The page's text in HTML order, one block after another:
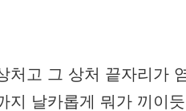
처고 그 상처 끝자리가
지 날카롭게 뭐가 끼이